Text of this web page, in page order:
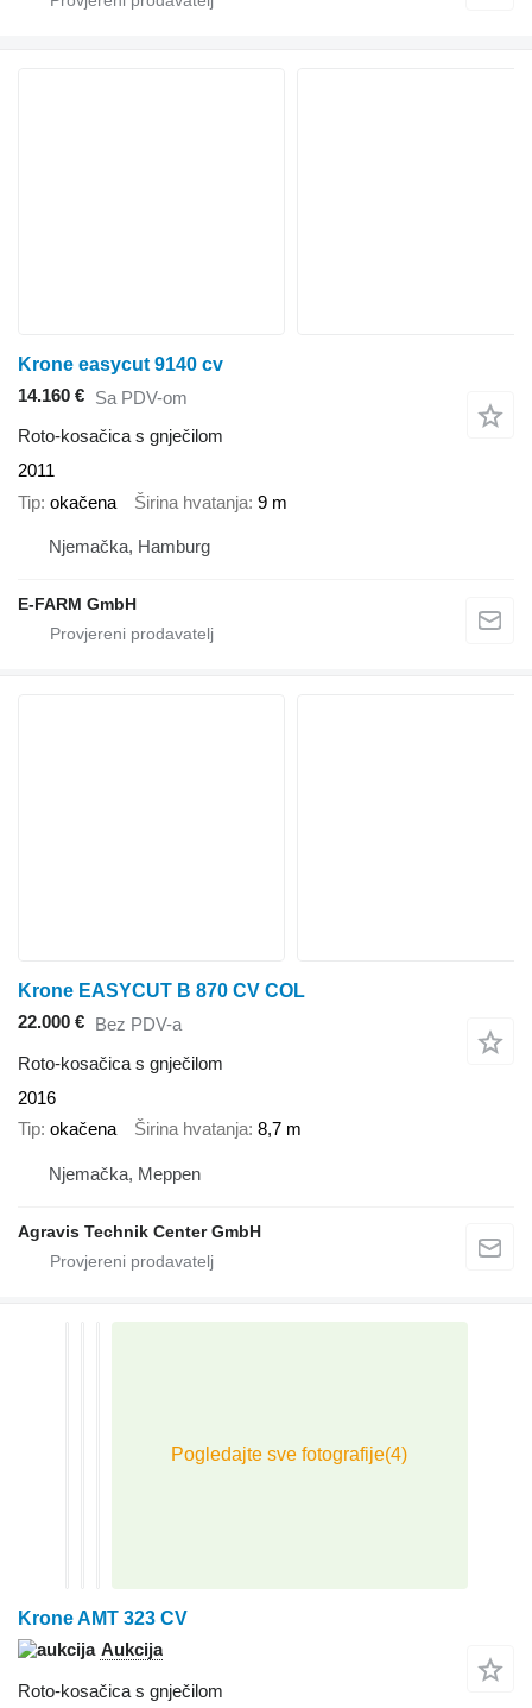
Krone easycut 9140 cv
14.160 € Sa PDV-om
Roto-kosačica s gnječilom
2011
Tip okačena Širina hvatanja 9 m
Njemačka, Hamburg
E-FARM GmbH
Krone EASYCUT B 870 CV COL
22.000 € Bez PDV-a
Roto-kosačica s gnječilom
2016
Tip okačena Širina hvatanja 8,7 m
Njemačka, Meppen
Agravis Technik Center GmbH
Krone AMT 323 CV
Aukcija
Roto-kosačica s gnječilom